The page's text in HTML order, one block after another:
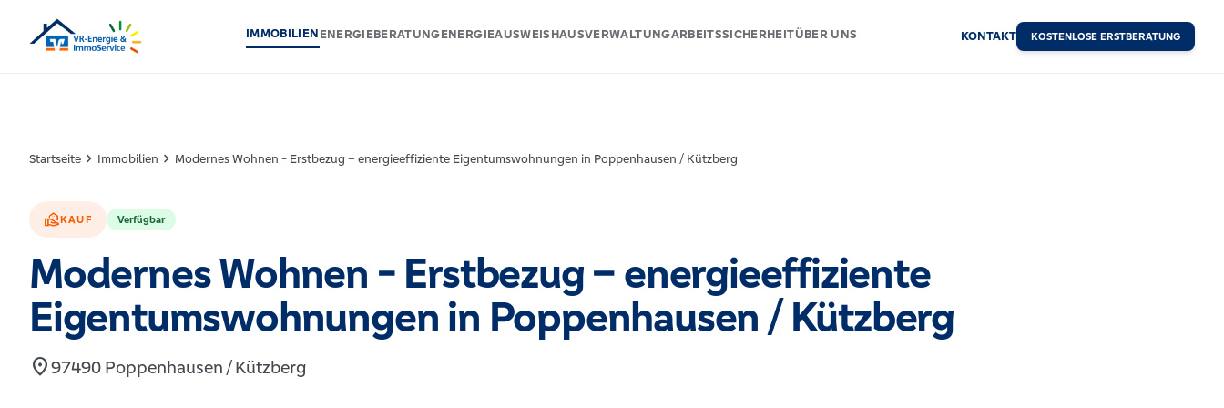
IMMOBILIENENERGIEBERATUNGENERGIEAUSWEISHAUSVERWALTUNGARBEITSSICHERHEITÜBER UNS KONTAKT KOSTENLOSE ERSTBERATUNG
Startseite chevron_right Immobilien chevron_right Modernes Wohnen - Erstbezug – energieeffiziente Eigentumswohnungen in Poppenhausen / Kützberg
real_estate_agentKAUF Verfügbar
Modernes Wohnen - Erstbezug – energieeffiziente
Eigentumswohnungen in Poppenhausen / Kützberg
location_on97490 Poppenhausen / Kützberg